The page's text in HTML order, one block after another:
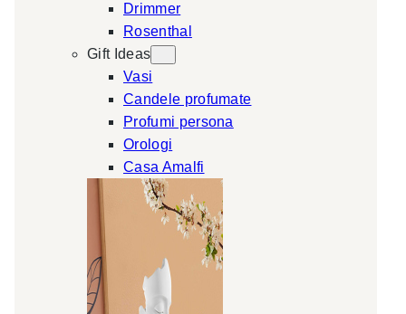
Drimmer
Rosenthal
Gift Ideas
Vasi
Candele profumate
Profumi persona
Orologi
Casa Amalfi